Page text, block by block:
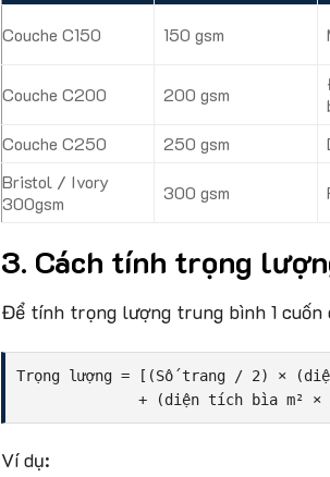
Couche C150 150 gsm
Couche C200 200 gsm
Couche C250
250 gsm
Bristol / Ivory
300gsm
300 gsm
3. Cách tính trọng
Để tính trọng lượng trung bình 1 cuốn
Trọng lượng = [(Số trang / 2) ×
Ví dụ: